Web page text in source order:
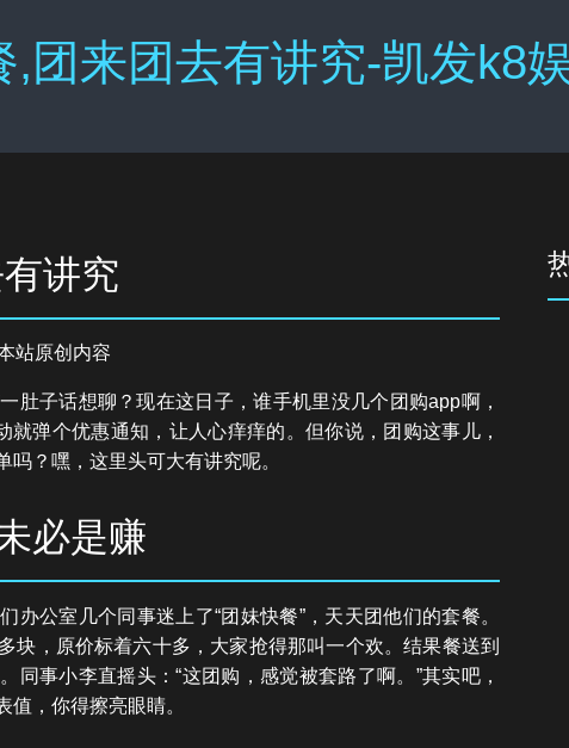
,团来团去有讲究-凯发k8
讲究
站原创内容
肚子话想聊？现在这日子，谁手机里没几个团购app啊，
就弹个优惠通知，让人心痒痒的。但你说，团购这事儿，
？嘿，这里头可大有讲究呢。
必是赚
办公室几个同事迷上了“团妹快餐”，天天团他们的套餐。
块，原价标着六十多，大家抢得那叫一个欢。结果餐送到
同事小李直摇头：“这团购，感觉被套路了啊。”其实吧，
值，你得擦亮眼睛。